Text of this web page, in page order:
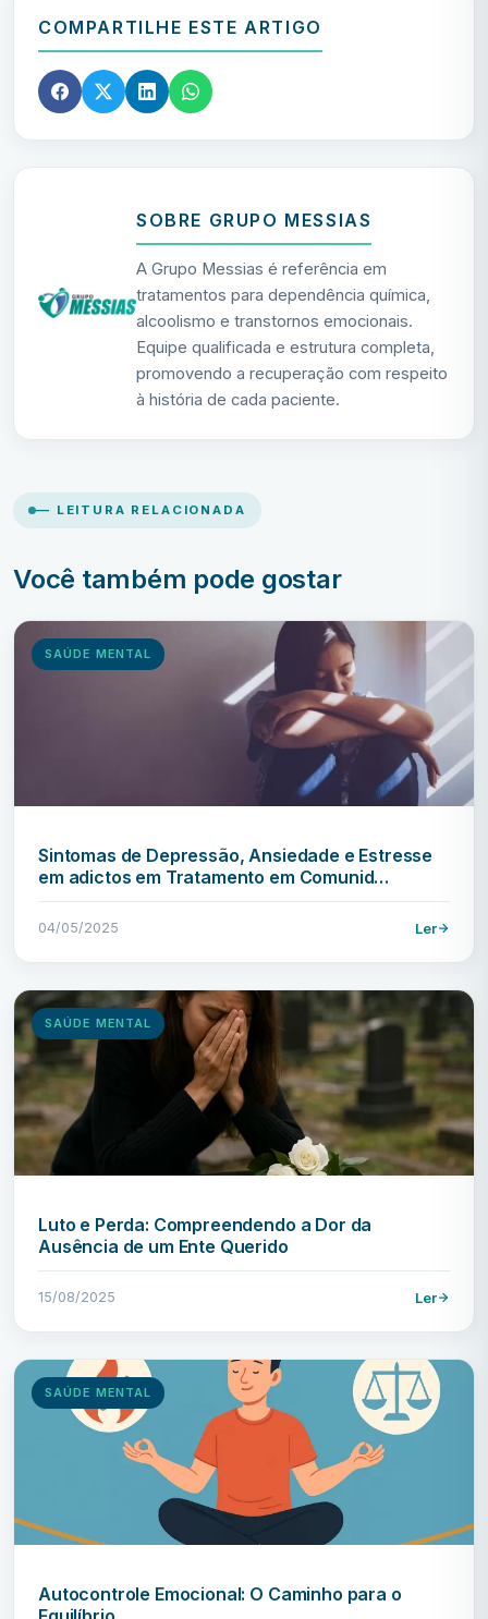
COMPARTILHE ESTE ARTIGO
SOBRE GRUPO MESSIAS
A Grupo Messias é referência em
tratamentos para dependência química,
alcoolismo e transtornos emocionais.
Equipe qualificada e estrutura completa,
promovendo a recuperação com respeito
à história de cada paciente.
— LEITURA RELACIONADA
Você também pode gostar
SAÚDE MENTAL
Sintomas de Depressão, Ansiedade e Estresse
em adictos em Tratamento em Comunid…
04/05/2025 Ler
SAÚDE MENTAL
Luto e Perda: Compreendendo a Dor da
Ausência de um Ente Querido
15/08/2025 Ler
SAÚDE MENTAL
Autocontrole Emocional: O Caminho para o